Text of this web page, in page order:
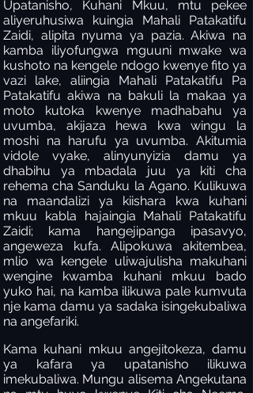
Upatanisho, Kuhani Mkuu, mtu pekee
aliyeruhusiwa kuingia Mahali Patakatifu
Zaidi, alipita nyuma ya pazia. Akiwa na
kamba iliyofungwa mguuni mwake wa
kushoto na kengele ndogo kwenye fito ya
vazi lake, aliingia Mahali Patakatifu Pa
Patakatifu akiwa na bakuli la makaa ya
moto kutoka kwenye madhabahu ya
uvumba, akijaza hewa kwa wingu la
moshi na harufu ya uvumba. Akitumia
vidole vyake, alinyunyizia damu ya
dhabihu ya mbadala juu ya kiti cha
rehema cha Sanduku la Agano. Kulikuwa
na maandalizi ya kiishara kwa kuhani
mkuu kabla hajaingia Mahali Patakatifu
Zaidi; kama hangejipanga ipasavyo,
angeweza kufa. Alipokuwa akitembea,
mlio wa kengele uliwajulisha makuhani
wengine kwamba kuhani mkuu bado
yuko hai, na kamba ilikuwa pale kumvuta
nje kama damu ya sadaka isingekubaliwa
na angefariki.
Kama kuhani mkuu angejitokeza, damu
ya kafara ya upatanisho ilikuwa
imekubaliwa. Mungu alisema Angekutana